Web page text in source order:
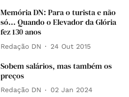
Memória DN: Para o turista e não
só... Quando o Elevador da Glória
fez 130 anos
Redação DN 24 Out 2015
Sobem salários, mas também os
preços
Redação DN 02 Jan 2024